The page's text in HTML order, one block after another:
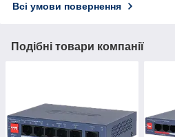
Всі умови повернення
Подібні товари компанії